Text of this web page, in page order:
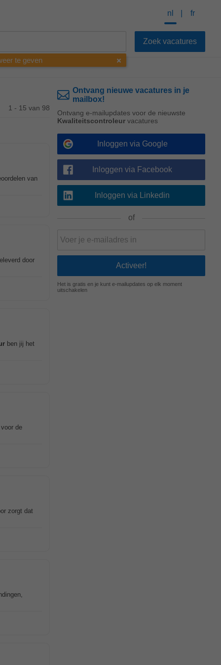
nl fr
te geven
1 - 15 van 98
van
door
ben jij het
de
zorgt dat
Ontvang nieuwe vacatures in je
mailbox!
Ontvang e-mailupdates voor de nieuwste
Kwaliteitscontroleur vacatures
Inloggen via Google
Inloggen via Facebook
Inloggen via Linkedin
of
Het is gratis en je kunt e-mailupdates op elk moment
uitschakelen